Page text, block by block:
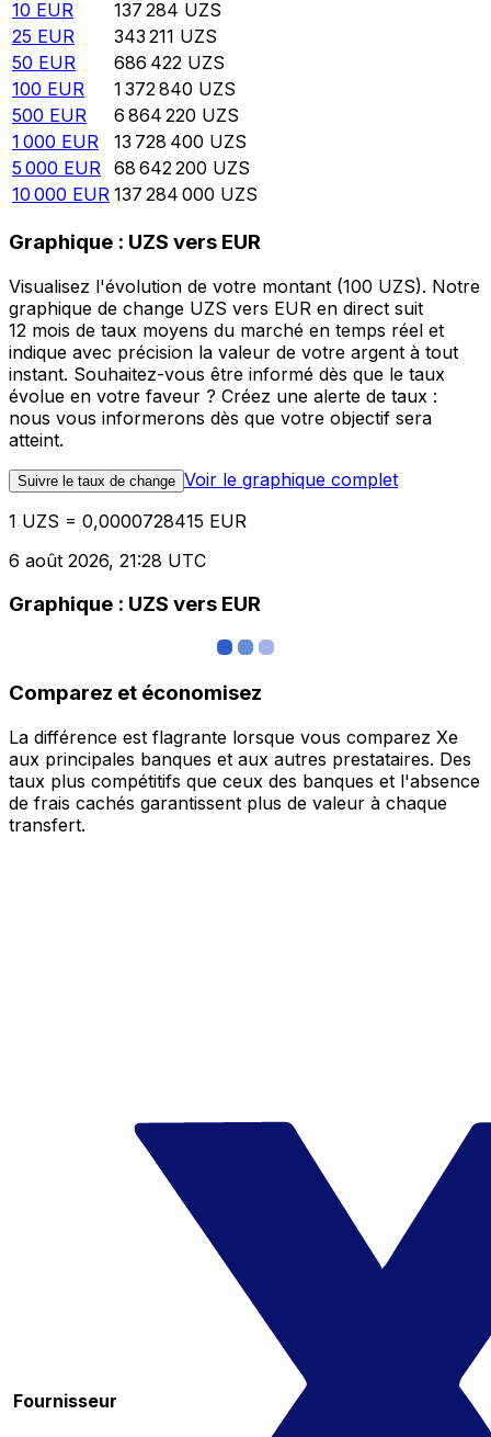
10 EUR 137 284 UZS
25 EUR 343 211 UZS
50 EUR 686 422 UZS
100 EUR 1 372 840 UZS
500 EUR 6 864 220 UZS
1 000 EUR 13 728 400 UZS
5 000 EUR 68 642 200 UZS
10 000 EUR 137 284 000 UZS
Graphique : UZS vers EUR
Visualisez l'évolution de votre montant (100 UZS). Notre
graphique de change UZS vers EUR en direct suit
12 mois de taux moyens du marché en temps réel et
indique avec précision la valeur de votre argent à tout
instant. Souhaitez-vous être informé dès que le taux
évolue en votre faveur ? Créez une alerte de taux :
nous vous informerons dès que votre objectif sera
atteint.
Suivre le taux de change Voir le graphique complet
1 UZS = 0,0000728415 EUR
6 août 2026, 21:28 UTC
Graphique : UZS vers EUR
Comparez et économisez
La différence est flagrante lorsque vous comparez Xe
aux principales banques et aux autres prestataires. Des
taux plus compétitifs que ceux des banques et l'absence
de frais cachés garantissent plus de valeur à chaque
transfert.
Fournisseur